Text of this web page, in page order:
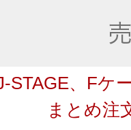
STAGE、Fケ
まとめ注